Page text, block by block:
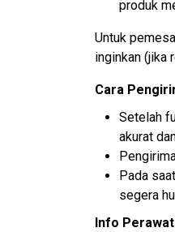
produk
Untuk
inginkan (jika
Cara
Setelah
akurat
Pada
segera
Info